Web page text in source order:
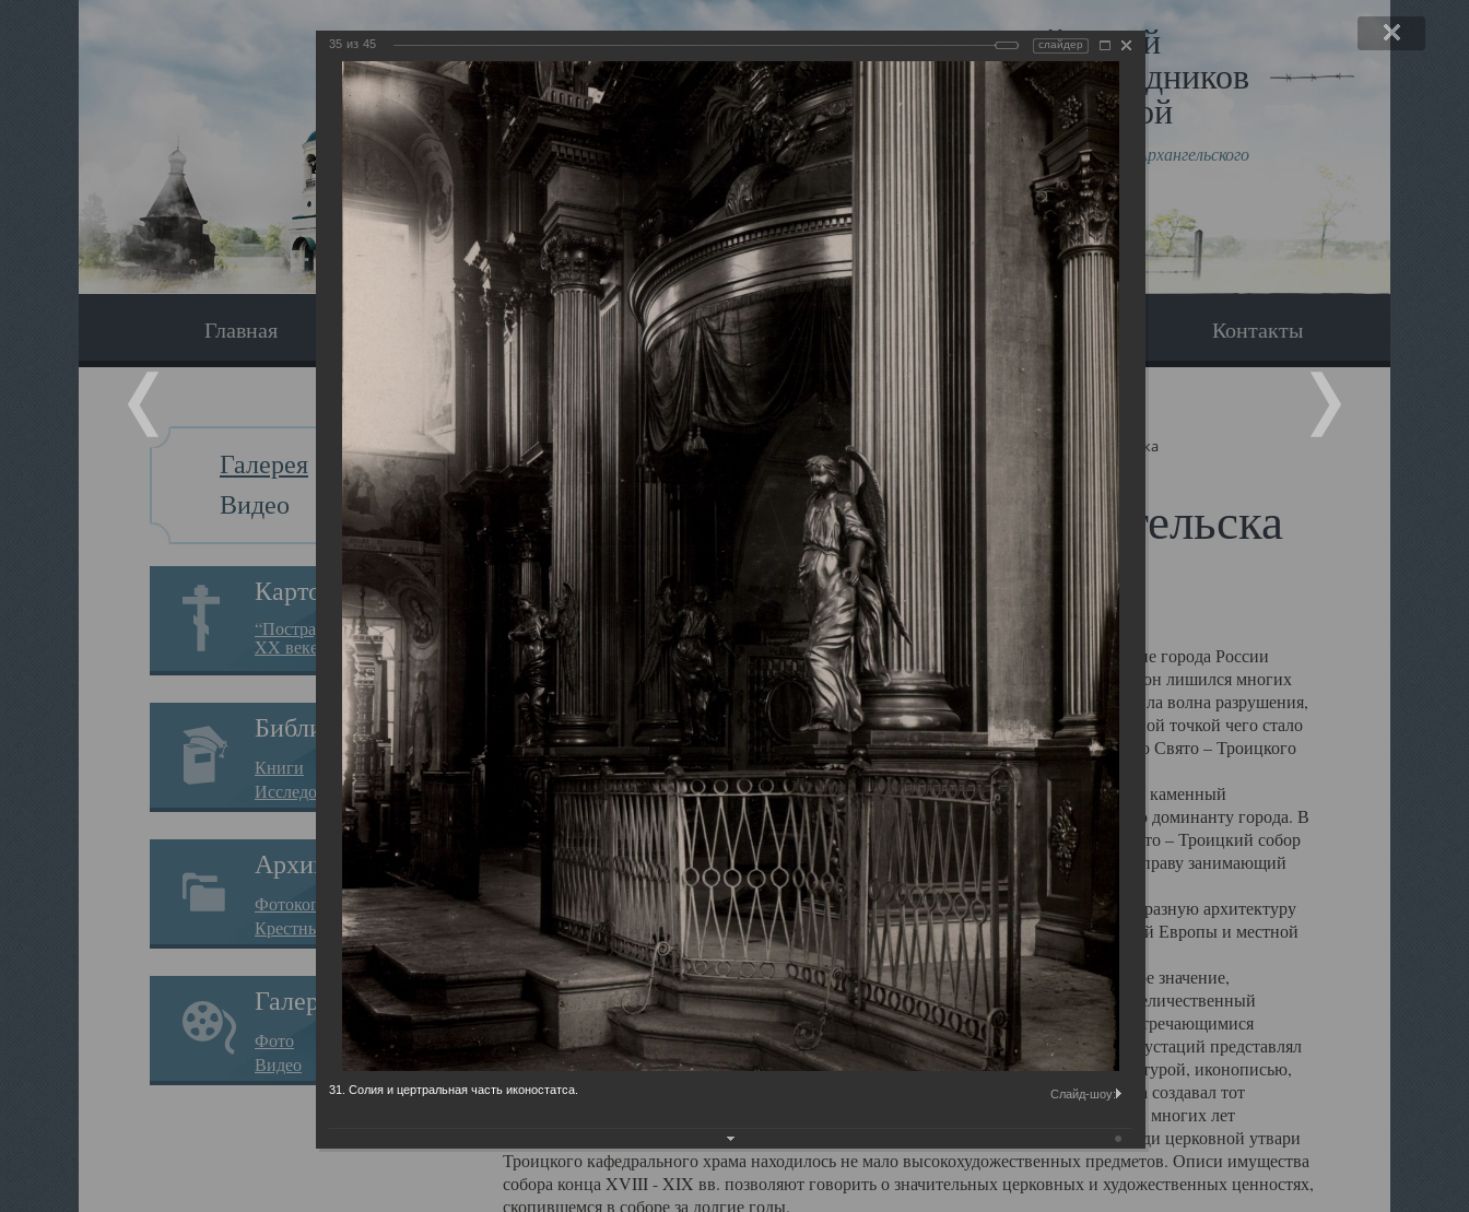
Виртуальный музей
Новомучеников и исповедников
Земли Архангельской
Сайт создан по благословлению митрополита Архангельского
и Холмогорского Даниила
Главная Экскурсия Наследники Вопрос-ответ Контакты
Галерея
Видео
Картотека
“Пострадавшие за веру в
XX веке на Севере”
Библиотека
Книги
Исследования
Архив
Фотокопии дел
Крестные ходы
Галерея
Фото
Видео
Главная Храмы-мученики Архангельска Свято-Троицкий собор Архангельска
Свято-Троицкий собор Архангельска
Свято-Троицкий собор Архангельска
23.12.2015
Сегодня мы можем говорить, что Архангельск в большей мере, чем другие губернские города России
пострадал от целенаправленных систематических разрушений, в результате которых он лишился многих
выдающихся памятников архитектуры. Больше всего по старому Архангельску ударила волна разрушения,
вызванная борьбой с религией, набравшая особую силу в конце 20 –х годов. Отправной точкой чего стало
разрушение православного центра архангельской губернии - ансамбля кафедрального Свято – Троицкого
собора Архангельска.
Возникнув в начале XVIII века в центре Архангельска, величественный каменный
двухэтажный Троицкий собор, сразу превратился в зрительную и градостроительную доминанту города. В
XVIII веке по масштабам ему не было равных на Севере. Вплоть до разрушения Свято – Троицкий собор
оставался самым высоким и значительным из городских строений Архангельска, по праву занимающий
второе место, после гостиных дворов, в градостроительной картине Архангельска.
Один из самых больших и светлых соборов России воплотил в себе яркую и своеобразную архитектуру
портового города с отраженными в ней архитектурными течениями России, Западной Европы и местной
архангелогородской школы церковного зодчества.
Масштабность, благолепие и богатство собора, вполне оправдывали его кафедральное значение,
заслуженно выделяя из многочисленных культовых построек города. Обширный и величественный
иконостас украшенный колоннами ионического стиля, с единственными нигде не встречающимися
царскими вратами, изящным фронтоном и множеством резных, символических инкрустаций представлял
собой поистине художественную ценность. В совокупности же с живописью, скульптурой, иконописью,
шитьем, многочисленными предметами церковной утвари интерьер Троицкого храма создавал тот
неповторимый красочный ансамбль декоративного убранства собора, на протяжении многих лет
поражающий воображение своих посетителей. В соборной ризнице, библиотеке, среди церковной утвари
Троицкого кафедрального храма находилось не мало высокохудожественных предметов. Описи имущества
собора конца XVIII - XIX вв. позволяют говорить о значительных церковных и художественных ценностях,
скопившемся в соборе за долгие годы.
35 из 45 слайдер
31. Солия и цертральная часть иконостатса. Слайд-шоу: